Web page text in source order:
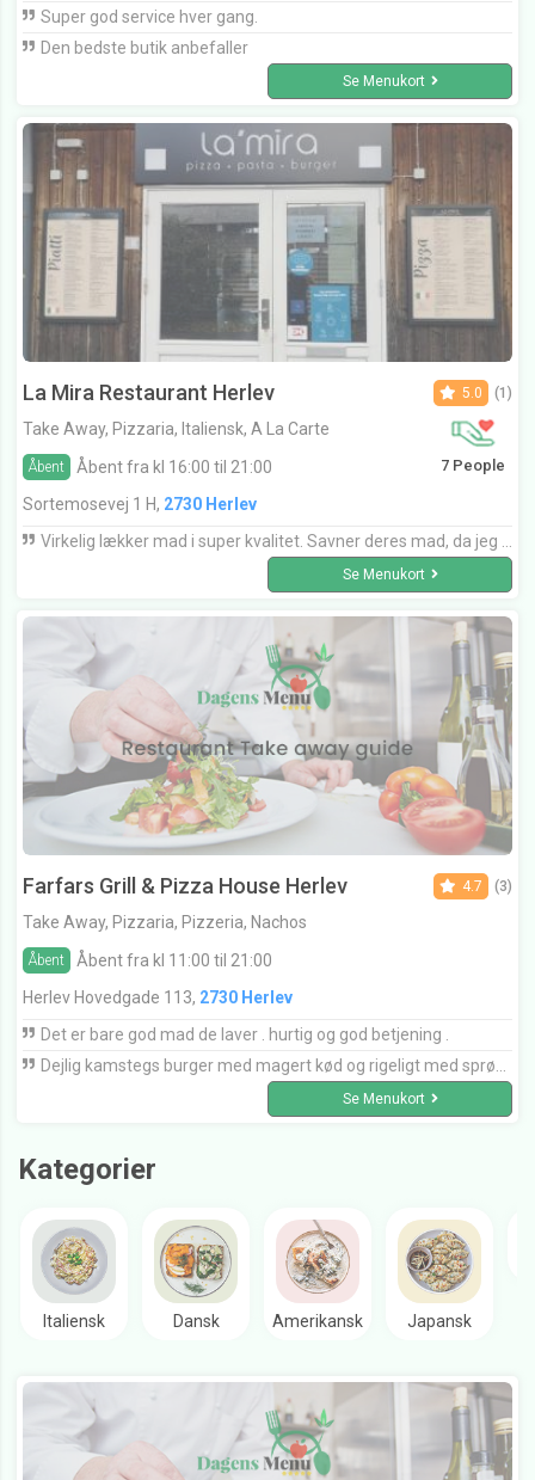
Super god service hver gang.
Den bedste butik anbefaller
Se Menukort
La Mira Restaurant Herlev
Take Away, Pizzaria, Italiensk, A La Carte
Åbent Åbent fra kl 16:00 til 21:00
5.0 (1)
7 People
Sortemosevej 1 H, 2730 Herlev
Virkelig lækker mad i super kvalitet. Savner deres mad, da jeg ikke har været der længe. Det er også gode portioner, så man kan blive mæt. En rigtig hyggelig restaurant med en sød og god betjening.
Se Menukort
Farfars Grill & Pizza House Herlev
Take Away, Pizzaria, Pizzeria, Nachos
Åbent Åbent fra kl 11:00 til 21:00
4.7 (3)
Herlev Hovedgade 113, 2730 Herlev
Det er bare god mad de laver . hurtig og god betjening .
Dejlig kamstegs burger med magert kød og rigeligt med sprøde svær. Hvidløgsbrød lækkert - hurtig og venlig levering. Kan varmt anbefales. Det er ikke sidste gang vi ringer til Farfars
Se Menukort
Kategorier
Italiensk Dansk Amerikansk Japansk